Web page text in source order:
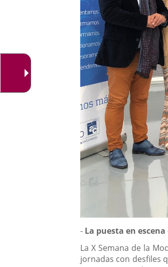
Descripción
- La puesta en
La X Semana de la
jornadas con desfiles